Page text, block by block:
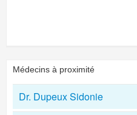
Médecins à proximité
Dr. Dupeux Sidonie